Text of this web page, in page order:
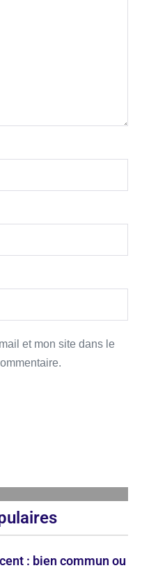
et mon site dans le
: bien commun ou